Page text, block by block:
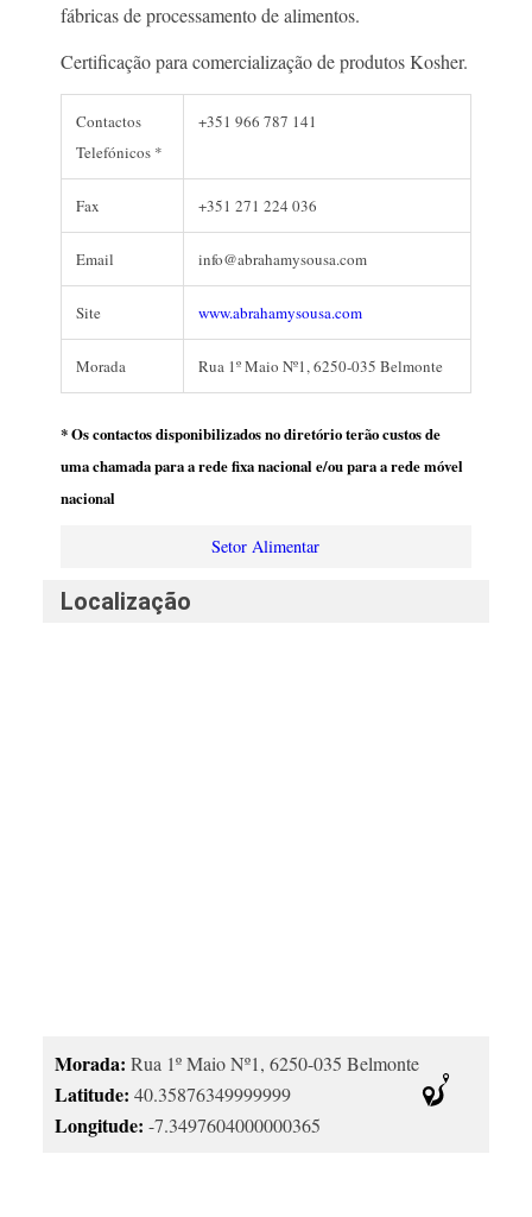
fábricas de processamento de alimentos.
Certificação para comercialização de produtos Kosher.
Contactos
Telefónicos *
+351 966 787 141
Fax +351 271 224 036
Email info@abrahamysousa.com
Site www.abrahamysousa.com
Morada Rua 1º Maio Nº1, 6250-035 Belmonte
* Os contactos disponibilizados no diretório terão custos de
uma chamada para a rede fixa nacional e/ou para a rede móvel
nacional
Setor Alimentar
Localização
Morada: Rua 1º Maio Nº1, 6250-035 Belmonte
Latitude: 40.35876349999999
Longitude: -7.3497604000000365